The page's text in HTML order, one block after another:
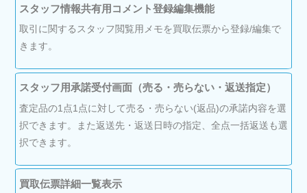
スタッフ情報共有用コメント登録編集機能
取引に関するスタッフ閲覧用メモを買取伝票から登録/編集で
きます。
スタッフ用承諾受付画面（売る・売らない・返送指定）
査定品の1点1点に対して売る・売らない(返品)の承諾内容を選
択できます。また返送先・返送日時の指定、全点一括返送も選
択できます。
買取伝票詳細一覧表示